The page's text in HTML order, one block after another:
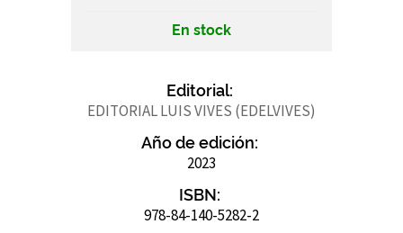
En stock
Editorial:
EDITORIAL LUIS VIVES (EDELVIVES)
Año de edición:
2023
ISBN:
978-84-140-5282-2